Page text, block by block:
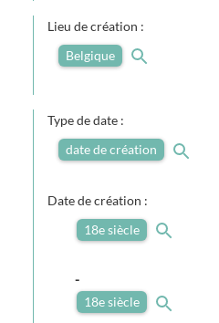
Lieu de création :
Belgique
Type de date :
date de création
Date de création :
18e siècle
-
18e siècle